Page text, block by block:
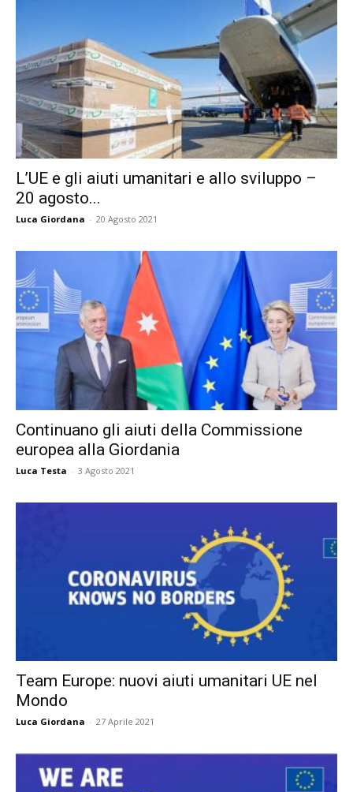
L’UE e gli aiuti umanitari e allo sviluppo –
20 agosto...
Luca Giordana - 20 Agosto 2021
Continuano gli aiuti della Commissione
europea alla Giordania
Luca Testa - 3 Agosto 2021
Team Europe: nuovi aiuti umanitari UE nel
Mondo
Luca Giordana - 27 Aprile 2021